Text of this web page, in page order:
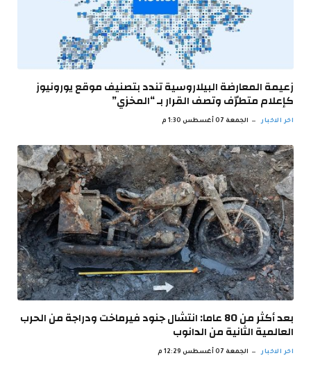
زعيمة المعارضة البيلاروسية تندد بتصنيف موقع يورونيوز
كإعلام متطرّف وتصف القرار بـ “المخزي”
اخر الاخبار الجمعة 07 أغسطس 1:30 م
بعد أكثر من 80 عاما: انتشال جنود فيرماخت ودراجة من الحرب
العالمية الثانية من الدانوب
اخر الاخبار الجمعة 07 أغسطس 12:29 م